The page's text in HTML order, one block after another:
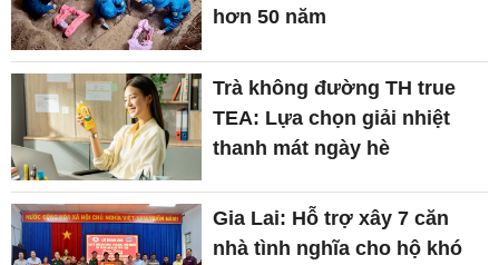
hơn 50 năm
Trà không đường TH true
TEA: Lựa chọn giải nhiệt
thanh mát ngày hè
Gia Lai: Hỗ trợ xây 7 căn
nhà tình nghĩa cho hộ khó